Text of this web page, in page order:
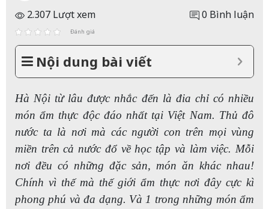
2.307 Lượt xem
0 Bình luận
Đánh giá
Nội dung bài viết
Hà Nội từ lâu được nhắc đến là đia chỉ có nhiều
món ẩm thực độc đáo nhất tại Việt Nam. Thủ đô
nước ta là nơi mà các người con trên mọi vùng
miền trên cả nước đổ về học tập và làm việc. Mỗi
nơi đều có những đặc sản, món ăn khác nhau!
Chính vì thế mà thế giới ẩm thực nơi đây cực kì
phong phú và đa dạng. Và 1 trong những món ẩm